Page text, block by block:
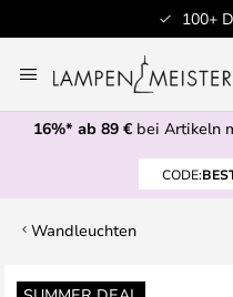
100+
Inhalt
springen
16%* ab 89 € bei Artikeln
CODE:
Wandleuchten
Zum